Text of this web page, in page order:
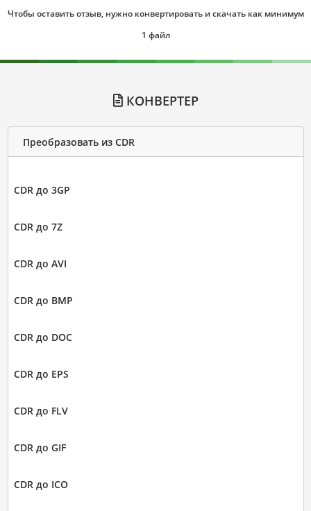
Чтобы оставить отзыв, нужно конвертировать и скачать как минимум
1 файл
КОНВЕРТЕР
Преобразовать из CDR
CDR до 3GP
CDR до 7Z
CDR до AVI
CDR до BMP
CDR до DOC
CDR до EPS
CDR до FLV
CDR до GIF
CDR до ICO